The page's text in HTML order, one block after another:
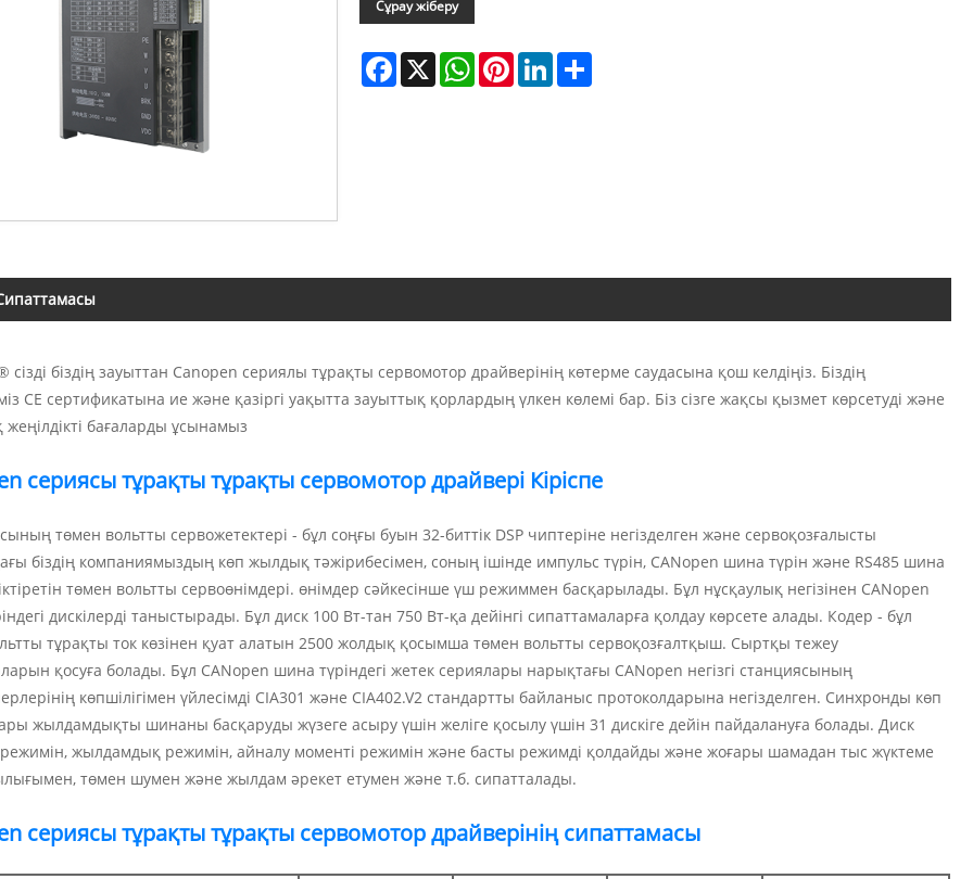
Сұрау жіберу
Facebook
X WhatsApp
PinterestLinkedIn
сізді біздің зауыттан Canopen сериялы тұрақты сервомотор драйверінің көтерме саудасына қош келдіңіз. Біздің
CE сертификатына ие және қазіргі уақытта зауыттық қорлардың үлкен көлемі бар. Біз сізге жақсы қызмет көрсетуді және
жеңілдікті бағаларды ұсынамыз
сериясы тұрақты тұрақты сервомотор драйвері Кіріспе
төмен вольтты сервожетектері - бұл соңғы буын 32-биттік DSP чиптеріне негізделген және сервоқозғалысты
біздің компаниямыздың көп жылдық тәжірибесімен, соның ішінде импульс түрін, CANopen шина түрін және RS485 шина
төмен вольтты сервоөнімдері. өнімдер сәйкесінше үш режиммен басқарылады. Бұл нұсқаулық негізінен CANopen
дискілерді таныстырады. Бұл диск 100 Вт-тан 750 Вт-қа дейінгі сипаттамаларға қолдау көрсете алады. Кодер - бұл
тұрақты ток көзінен қуат алатын 2500 жолдық қосымша төмен вольтты сервоқозғалтқыш. Сыртқы тежеу
қосуға болады. Бұл CANopen шина түріндегі жетек сериялары нарықтағы CANopen негізгі станциясының
көпшілігімен үйлесімді CIA301 және CIA402.V2 стандартты байланыс протоколдарына негізделген. Синхронды көп
жылдамдықты шинаны басқаруды жүзеге асыру үшін желіге қосылу үшін 31 дискіге дейін пайдалануға болады. Диск
жылдамдық режимін, айналу моменті режимін және басты режимді қолдайды және жоғары шамадан тыс жүктеме
төмен шумен және жылдам әрекет етумен және т.б. сипатталады.
сериясы тұрақты тұрақты сервомотор драйверінің сипаттамасы